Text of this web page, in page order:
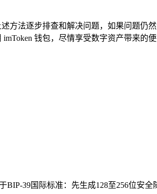
方法逐步排查和解决问题，如果问题仍
钱包，尽情享受数字资产带来的便
39国际标准：先生成128至256位安